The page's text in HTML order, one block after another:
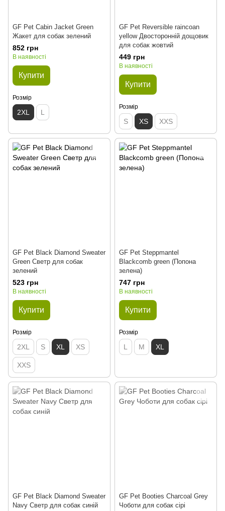
GF Pet Cabin Jacket Green
Жакет для собак зелений
852 грн
В наявності
Купити
Розмір
2XL L
GF Pet Reversible raincoan
yellow Двосторонній дощовик
для собак жовтий
449 грн
В наявності
Купити
Розмір
S XS XXS
GF Pet Black Diamond Sweater
Green Светр для собак
зелений
523 грн
В наявності
Купити
Розмір
2XL S XL XS
XXS
GF Pet Steppmantel
Blackcomb green (Попона
зелена)
747 грн
В наявності
Купити
Розмір
L M XL
GF Pet Black Diamond Sweater
Navy Светр для собак синій
GF Pet Booties Charcoal Grey
Чоботи для собак сірі